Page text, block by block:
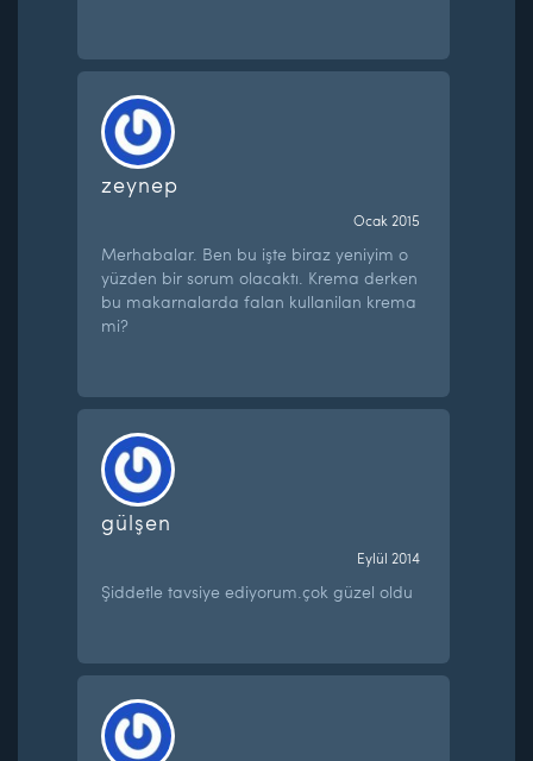
zeynep
Ocak 2015
Merhabalar. Ben bu işte biraz yeniyim o
yüzden bir sorum olacaktı. Krema derken
bu makarnalarda falan kullanilan krema
mi?
gülşen
Eylül 2014
Şiddetle tavsiye ediyorum.çok güzel oldu